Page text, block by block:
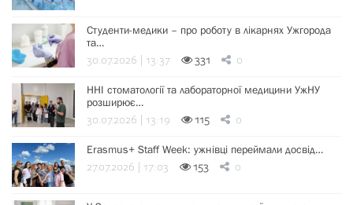
Студенти-медики – про роботу в лікарнях Ужгорода
та…
30.07.2026 | 13:37 331 0
ННІ стоматології та лабораторної медицини УжНУ
розширює…
30.07.2026 | 13:19 115 0
Erasmus+ Staff Week: ужнівці переймали досвід…
27.07.2026 | 17:03 153 0